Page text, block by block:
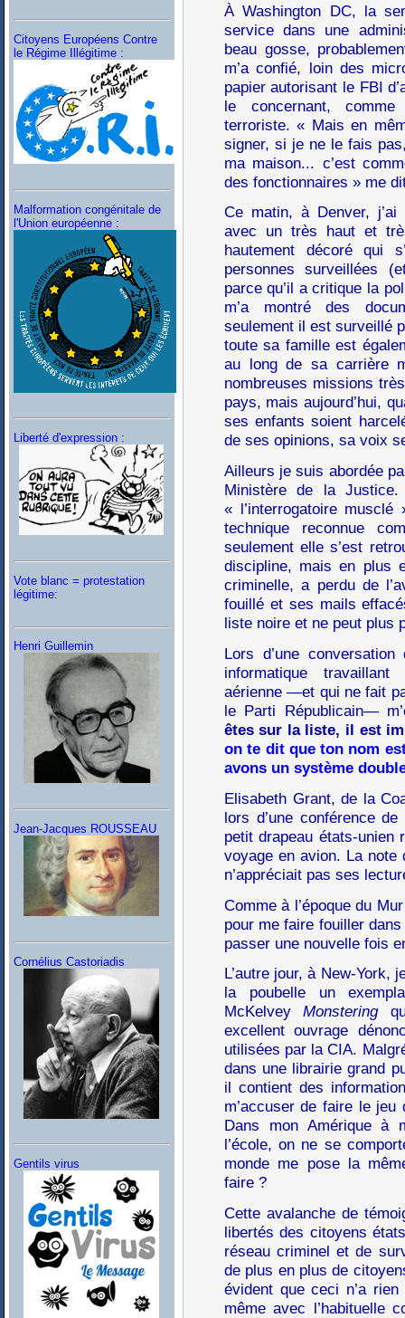
Citoyens Européens Contre
le Régime Illégitime :
Malformation congénitale de
l'Union européenne :
Liberté d'expression :
Vote blanc = protestation
légitime:
Henri Guillemin
Jean-Jacques ROUSSEAU
Cornélius Castoriadis
Gentils virus
À Washington DC, la
service dans une
beau gosse,
m’a confié, loin des
papier autorisant le FBI
le concernant, comme
terroriste. « Mais en
signer, si je ne le fais
ma maison... c’est
des fonctionnaires » me
Ce matin, à Denver, j’ai
avec un très haut et
hautement décoré qui
personnes surveillées
parce qu’il a critique la
m’a montré des
seulement il est surveillé
toute sa famille est
au long de sa carrière
nombreuses missions
pays, mais aujourd’hui,
ses enfants soient
de ses opinions, sa voix
Ailleurs je suis abordée
Ministère de la
« l’interrogatoire
technique reconnue
seulement elle s’est
discipline, mais en plus
criminelle, a perdu de
fouillé et ses mails
liste noire et ne peut plus
Lors d’une
informatique
aérienne —et qui ne fait
le Parti Républicain—
êtes sur la liste, il est
on te dit que ton nom
avons un système
Elisabeth Grant, de la
lors d’une conférence
petit drapeau états-unien
voyage en avion. La note
n’appréciait pas ses
Comme à l’époque du
pour me faire fouiller
passer une nouvelle fois
L’autre jour, à New-York,
la poubelle un
McKelveyMonstering
excellent ouvrage
utilisées par la CIA.
dans une librairie grand
il contient des
m’accuser de faire le
Dans mon Amérique à
l’école, on ne se
monde me pose la
faire ?
Cette avalanche de
libertés des citoyens
réseau criminel et de
de plus en plus de
évident que ceci n’a
même avec l’habituelle